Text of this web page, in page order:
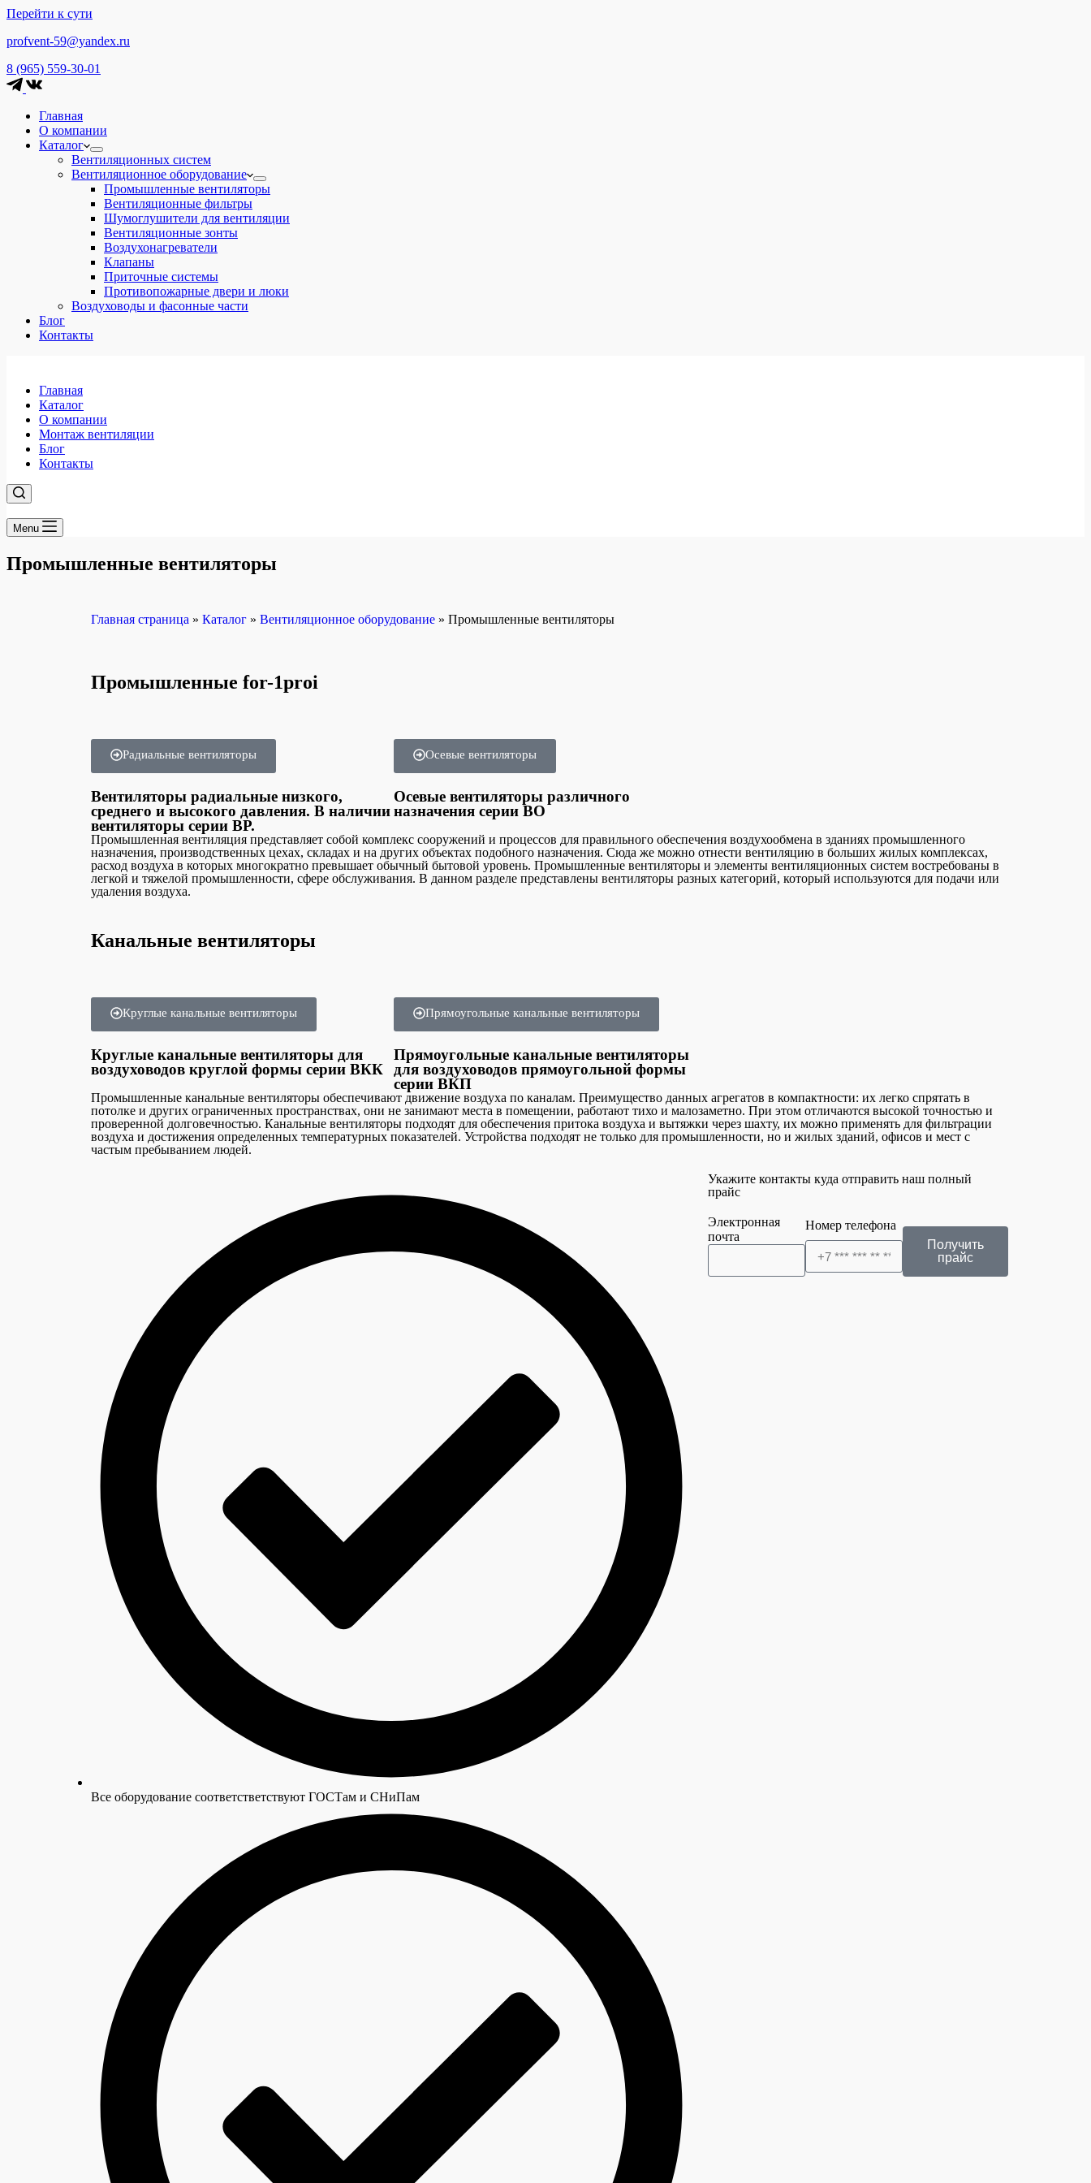
Перейти к сути
profvent-59@yandex.ru
8 (965) 559-30-01
Главная
О компании
Каталог
Вентиляционных систем
Вентиляционное оборудование
Промышленные вентиляторы
Вентиляционные фильтры
Шумоглушители для вентиляции
Вентиляционные зонты
Воздухонагреватели
Клапаны
Приточные системы
Противопожарные двери и люки
Воздуховоды и фасонные части
Блог
Контакты
Главная
Каталог
О компании
Монтаж вентиляции
Блог
Контакты
Menu
Промышленные вентиляторы
Главная страница » Каталог » Вентиляционное оборудование » Промышленные вентиляторы
Промышленные for-1proi
Радиальные вентиляторы
Вентиляторы радиальные низкого,
среднего и высокого давления. В наличии
вентиляторы серии ВР.
Осевые вентиляторы
Осевые вентиляторы различного
назначения серии ВО
Промышленная вентиляция представляет собой комплекс сооружений и процессов для правильного обеспечения воздухообмена в зданиях промышленного
назначения, производственных цехах, складах и на других объектах подобного назначения. Сюда же можно отнести вентиляцию в больших жилых комплексах,
расход воздуха в которых многократно превышает обычный бытовой уровень. Промышленные вентиляторы и элементы вентиляционных систем востребованы в
легкой и тяжелой промышленности, сфере обслуживания. В данном разделе представлены вентиляторы разных категорий, который используются для подачи или
удаления воздуха.
Канальные вентиляторы
Круглые канальные вентиляторы
Круглые канальные вентиляторы для
воздуховодов круглой формы серии ВКК
Прямоугольные канальные вентиляторы
Прямоугольные канальные вентиляторы
для воздуховодов прямоугольной формы
серии ВКП
Промышленные канальные вентиляторы обеспечивают движение воздуха по каналам. Преимущество данных агрегатов в компактности: их легко спрятать в
потолке и других ограниченных пространствах, они не занимают места в помещении, работают тихо и малозаметно. При этом отличаются высокой точностью и
проверенной долговечностью. Канальные вентиляторы подходят для обеспечения притока воздуха и вытяжки через шахту, их можно применять для фильтрации
воздуха и достижения определенных температурных показателей. Устройства подходят не только для промышленности, но и жилых зданий, офисов и мест с
частым пребыванием людей.
Все оборудование cоответстветствуют ГОСТам и СНиПам
Укажите контакты куда отправить наш полный
прайс
Электронная
почта
Номер телефона
Получить
прайс